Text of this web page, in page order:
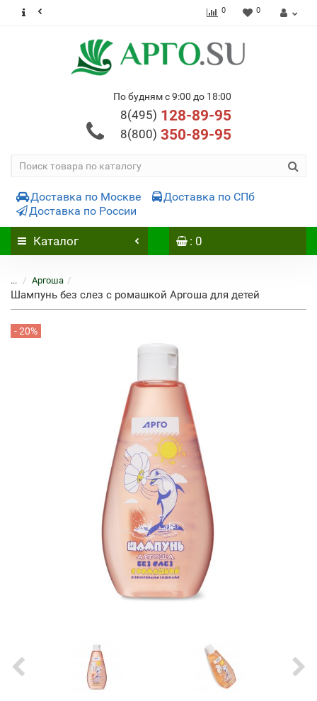
0 0
По будням с 9:00 до 18:00
8(495) 128-89-95
8(800) 350-89-95
Доставка по Москве
Доставка по СПб
Доставка по России
Каталог : 0
... Аргоша
Шампунь без слез с ромашкой Аргоша для детей
- 20%